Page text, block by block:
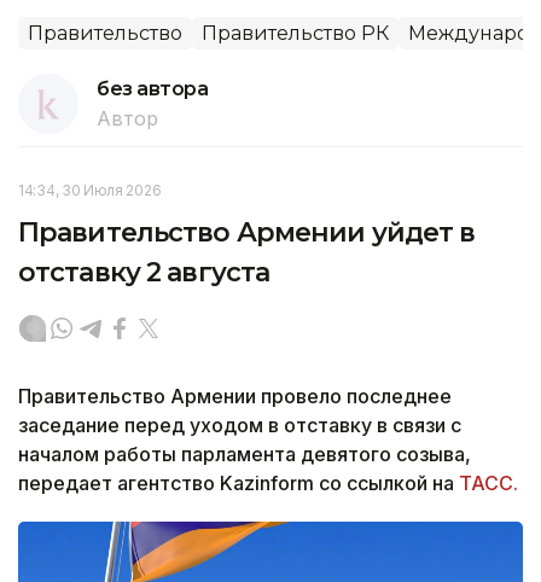
Правительство Правительство РК
без автора
Автор
14:34, 30 Июля 2026
Правительство Армении уйдет в
отставку 2 августа
Правительство Армении провело последнее
заседание перед уходом в отставку в связи с
началом работы парламента девятого созыва,
передает агентство Kazinform со ссылкой на ТАСС.